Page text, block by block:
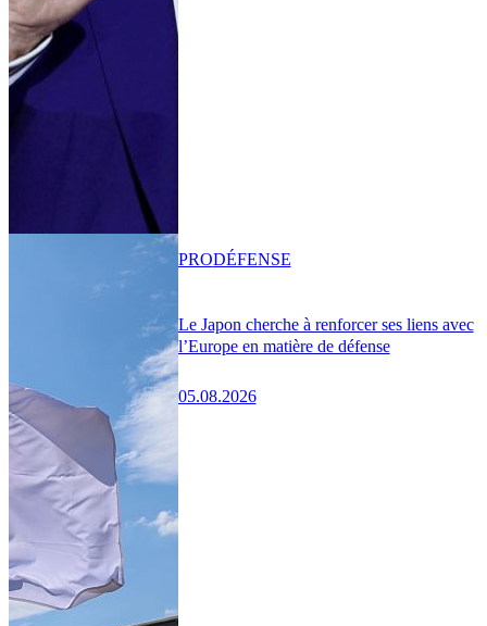
Le Japon cherche à renforcer ses liens avec
l’Europe en matière de défense
05.08.2026
PRODÉFENSE